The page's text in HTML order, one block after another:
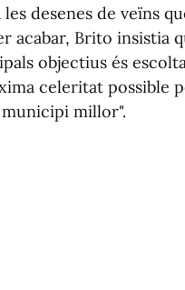
desenes de veïns
acabar, Brito insistia
objectius és
celeritat possible
millor".